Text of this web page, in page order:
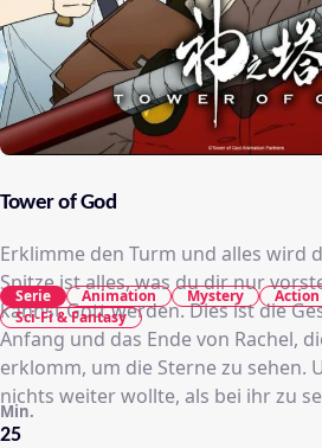
Tower of God
Erklimme den Turm und alles wird
Spitze ist alles, was du dir nur
kannst Gott werden. Dies ist die
Anfang und das Ende von Rachel,
erklomm, um die Sterne zu sehen.
nichts weiter wollte, als bei ihr zu
25
Min.
Serie Animation Mystery
Sci-Fi & Fantasy